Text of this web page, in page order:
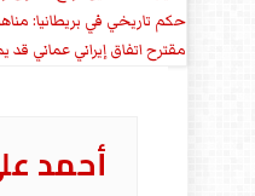
حكم تاريخي في بريطانيا:
مقترح اتفاق إيراني عماني
أحمد